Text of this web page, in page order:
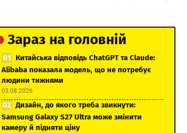
Зараз на головній
Китайська відповідь ChatGPT та Claude:
Alibaba показала модель, що не потребує
людини тижнями
03.08.2026
Дизайн, до якого треба звикнути:
Samsung Galaxy S27 Ultra може змінити
камеру й підняти ціну